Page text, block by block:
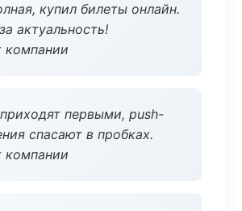
купил билеты онлайн.
актуальность!
компании
первыми, push-
спасают в пробках.
компании